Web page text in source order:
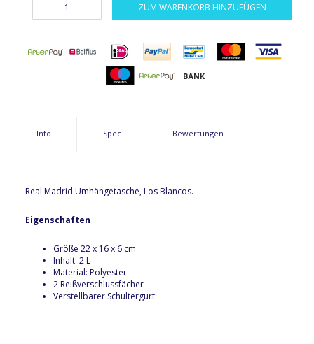
ZUM WARENKORB HINZUFÜGEN
Info Spec Bewertungen
Real Madrid Umhängetasche, Los Blancos.
Eigenschaften
Größe 22 x 16 x 6 cm
Inhalt: 2 L
Material: Polyester
2 Reißverschlussfächer
Verstellbarer Schultergurt